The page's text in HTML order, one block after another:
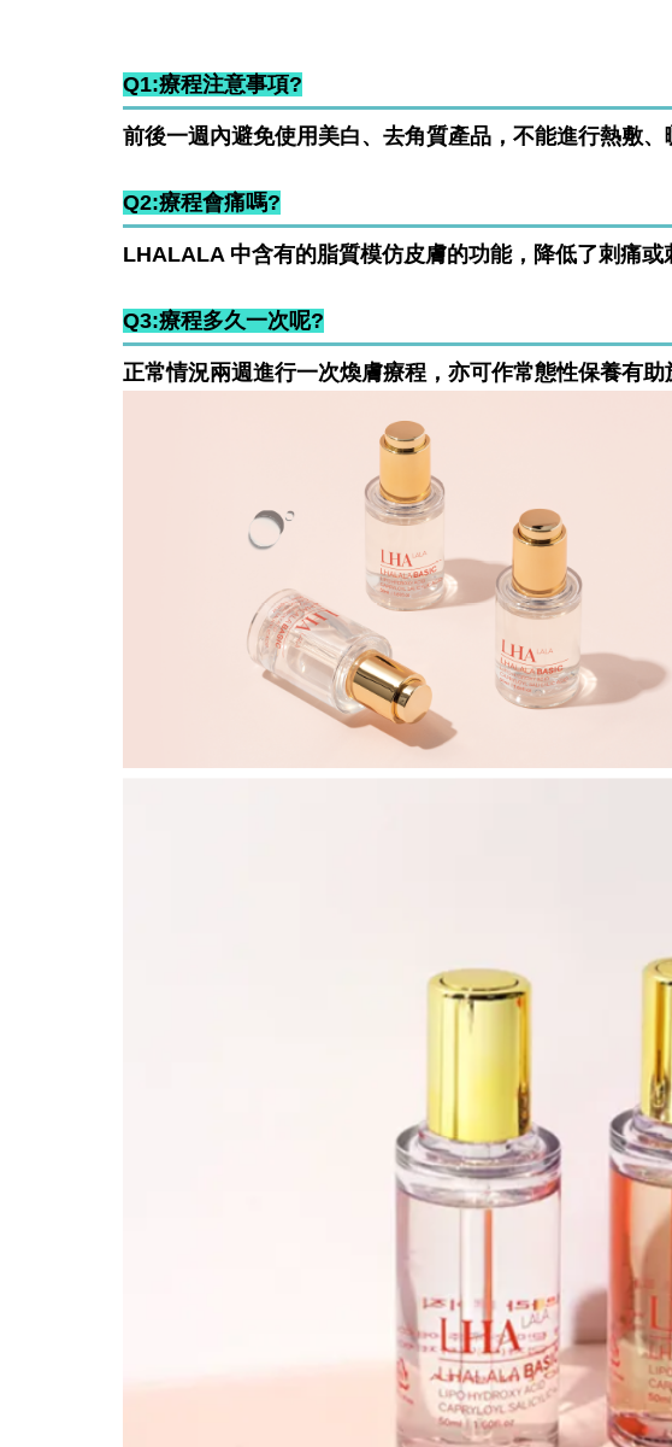
Q1:療程注意事項?
前後一週內避免使用美白、去角質產品，不能進行熱敷、
Q2:療程會痛嗎?
LHALALA 中含有的脂質模仿皮膚的功能，降低了刺痛或
Q3:療程多久一次呢?
正常情況兩週進行一次煥膚療程，亦可作常態性保養有助